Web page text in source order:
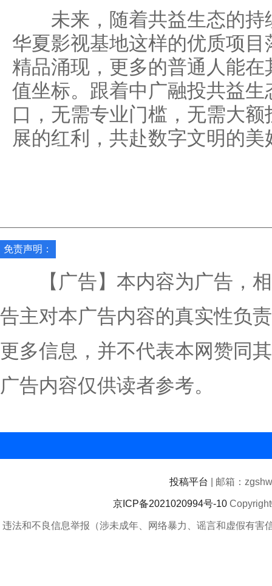
未来，随着共益生态的持
华夏影视基地这样的优质项
精品涌现，更多的普通人能
值坐标。跟着中广融投共益
口，无需专业门槛，无需大
展的红利，共赴数字文明的美
免责声明：
【广告】本内容为广告，相
告主对本广告内容的真实性负
更多信息，并不代表本网赞同
广告内容仅供读者参考。
投稿平台 | 邮箱：
京ICP备2021020994号-10
违法和不良信息举报（涉未成年、网络暴力、谣言和虚假有